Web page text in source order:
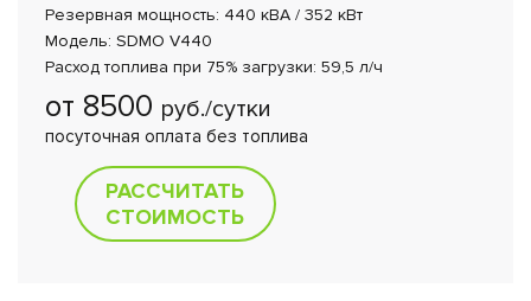
Резервная мощность: 440 кВА / 352 кВт
Модель: SDMO V440
Расход топлива при 75% загрузки: 59,5 л/ч
от 8500 руб./сутки
посуточная оплата без топлива
РАССЧИТАТЬ
СТОИМОСТЬ